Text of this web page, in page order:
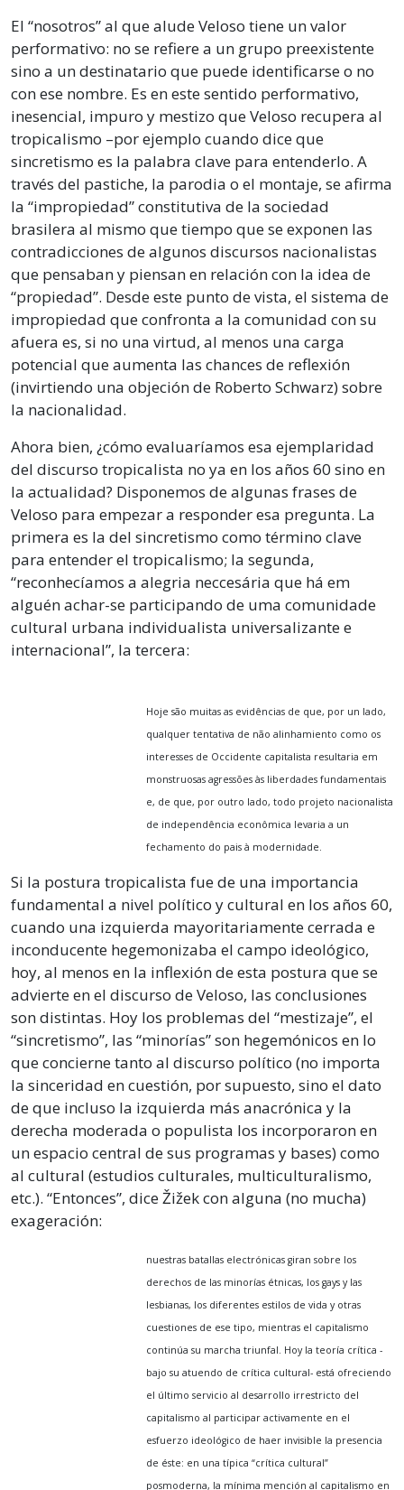
El “nosotros” al que alude Veloso tiene un valor
performativo: no se refiere a un grupo preexistente
sino a un destinatario que puede identificarse o no
con ese nombre. Es en este sentido performativo,
inesencial, impuro y mestizo que Veloso recupera al
tropicalismo –por ejemplo cuando dice que
sincretismo es la palabra clave para entenderlo. A
través del pastiche, la parodia o el montaje, se afirma
la “impropiedad” constitutiva de la sociedad
brasilera al mismo que tiempo que se exponen las
contradicciones de algunos discursos nacionalistas
que pensaban y piensan en relación con la idea de
“propiedad”. Desde este punto de vista, el sistema de
impropiedad que confronta a la comunidad con su
afuera es, si no una virtud, al menos una carga
potencial que aumenta las chances de reflexión
(invirtiendo una objeción de Roberto Schwarz) sobre
la nacionalidad.
Ahora bien, ¿cómo evaluaríamos esa ejemplaridad
del discurso tropicalista no ya en los años 60 sino en
la actualidad? Disponemos de algunas frases de
Veloso para empezar a responder esa pregunta. La
primera es la del sincretismo como término clave
para entender el tropicalismo; la segunda,
“reconhecíamos a alegria neccesária que há em
alguén achar-se participando de uma comunidade
cultural urbana individualista universalizante e
internacional”, la tercera:
Hoje são muitas as evidências de que, por un lado,
qualquer tentativa de não alinhamiento como os
interesses de Occidente capitalista resultaria em
monstruosas agressões às liberdades fundamentais
e, de que, por outro lado, todo projeto nacionalista
de independência econômica levaria a un
fechamento do pais à modernidade.
Si la postura tropicalista fue de una importancia
fundamental a nivel político y cultural en los años 60,
cuando una izquierda mayoritariamente cerrada e
inconducente hegemonizaba el campo ideológico,
hoy, al menos en la inflexión de esta postura que se
advierte en el discurso de Veloso, las conclusiones
son distintas. Hoy los problemas del “mestizaje”, el
“sincretismo”, las “minorías” son hegemónicos en lo
que concierne tanto al discurso político (no importa
la sinceridad en cuestión, por supuesto, sino el dato
de que incluso la izquierda más anacrónica y la
derecha moderada o populista los incorporaron en
un espacio central de sus programas y bases) como
al cultural (estudios culturales, multiculturalismo,
etc.). “Entonces”, dice Žižek con alguna (no mucha)
exageración:
nuestras batallas electrónicas giran sobre los
derechos de las minorías étnicas, los gays y las
lesbianas, los diferentes estilos de vida y otras
cuestiones de ese tipo, mientras el capitalismo
continúa su marcha triunfal. Hoy la teoría crítica -
bajo su atuendo de crítica cultural- está ofreciendo
el último servicio al desarrollo irrestricto del
capitalismo al participar activamente en el
esfuerzo ideológico de haer invisible la presencia
de éste: en una típica “crítica cultural”
posmoderna, la mínima mención al capitalismo en